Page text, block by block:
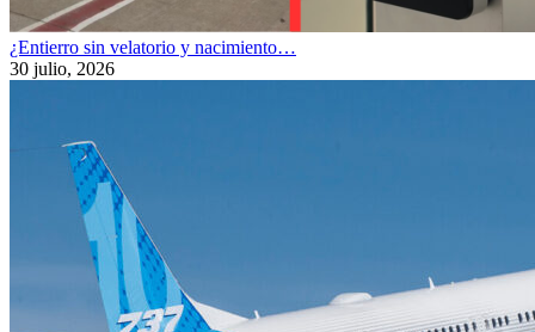
¿Entierro sin velatorio y nacimiento…
30 julio, 2026